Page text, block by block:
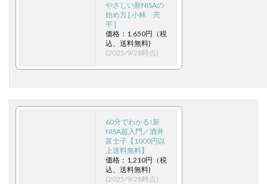
やさしい新NISAの
始め方 [ 小林 亮
平 ]
価格：1,650円（税
込、送料無料)
(2025/9/28時点)
60分でわかる!新
NISA超入門／酒井
富士子【1000円以
上送料無料】
価格：1,210円（税
込、送料無料)
(2025/9/28時点)